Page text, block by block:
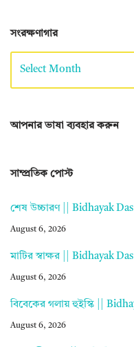
সংরক্ষণাগার
আপনার ভাষা ব্যবহার করুন
সাম্প্রতিক পোস্ট
শেষ উচ্চারণ || Bidhayak Das
August 6, 2026
মাটির স্বাক্ষর || Bidhayak
August 6, 2026
বিবেকের গলায় হুইস্কি ||
August 6, 2026